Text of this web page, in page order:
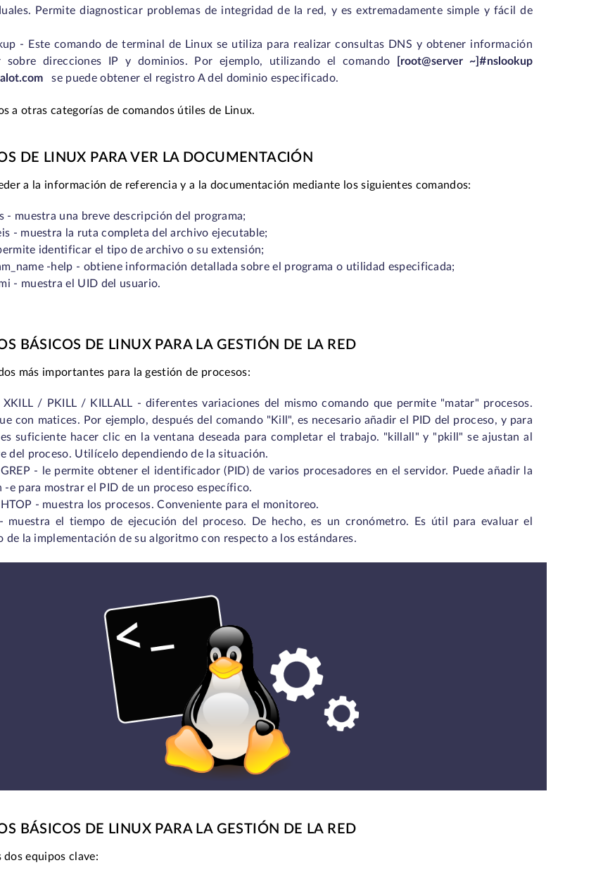
Permite diagnosticar problemas de integridad de la red, y es extremadamente simple y fácil de
- Este comando de terminal de Linux se utiliza para realizar consultas DNS y obtener información
sobre direcciones IP y dominios. Por ejemplo, utilizando el comando
[root@server ~]#nslookup
se puede obtener el registro A del dominio especificado.
a otras categorías de comandos útiles de Linux.
DE LINUX PARA VER LA DOCUMENTACIÓN
a la información de referencia y a la documentación mediante los siguientes comandos:
- muestra una breve descripción del programa;
- muestra la ruta completa del archivo ejecutable;
identificar el tipo de archivo o su extensión;
-help - obtiene información detallada sobre el programa o utilidad especificada;
- muestra el UID del usuario.
BÁSICOS DE LINUX PARA LA GESTIÓN DE LA RED
más importantes para la gestión de procesos:
XKILL / PKILL / KILLALL - diferentes variaciones del mismo comando que permite "matar" procesos.
con matices. Por ejemplo, después del comando "Kill", es necesario añadir el PID del proceso, y para
suficiente hacer clic en la ventana deseada para completar el trabajo. "killall" y "pkill" se ajustan al
del proceso. Utilícelo dependiendo de la situación.
- le permite obtener el identificador (PID) de varios procesadores en el servidor. Puede añadir la
-e para mostrar el PID de un proceso específico.
- muestra los procesos. Conveniente para el monitoreo.
muestra el tiempo de ejecución del proceso. De hecho, es un cronómetro. Es útil para evaluar el
de la implementación de su algoritmo con respecto a los estándares.
BÁSICOS DE LINUX PARA LA GESTIÓN DE LA RED
equipos clave: